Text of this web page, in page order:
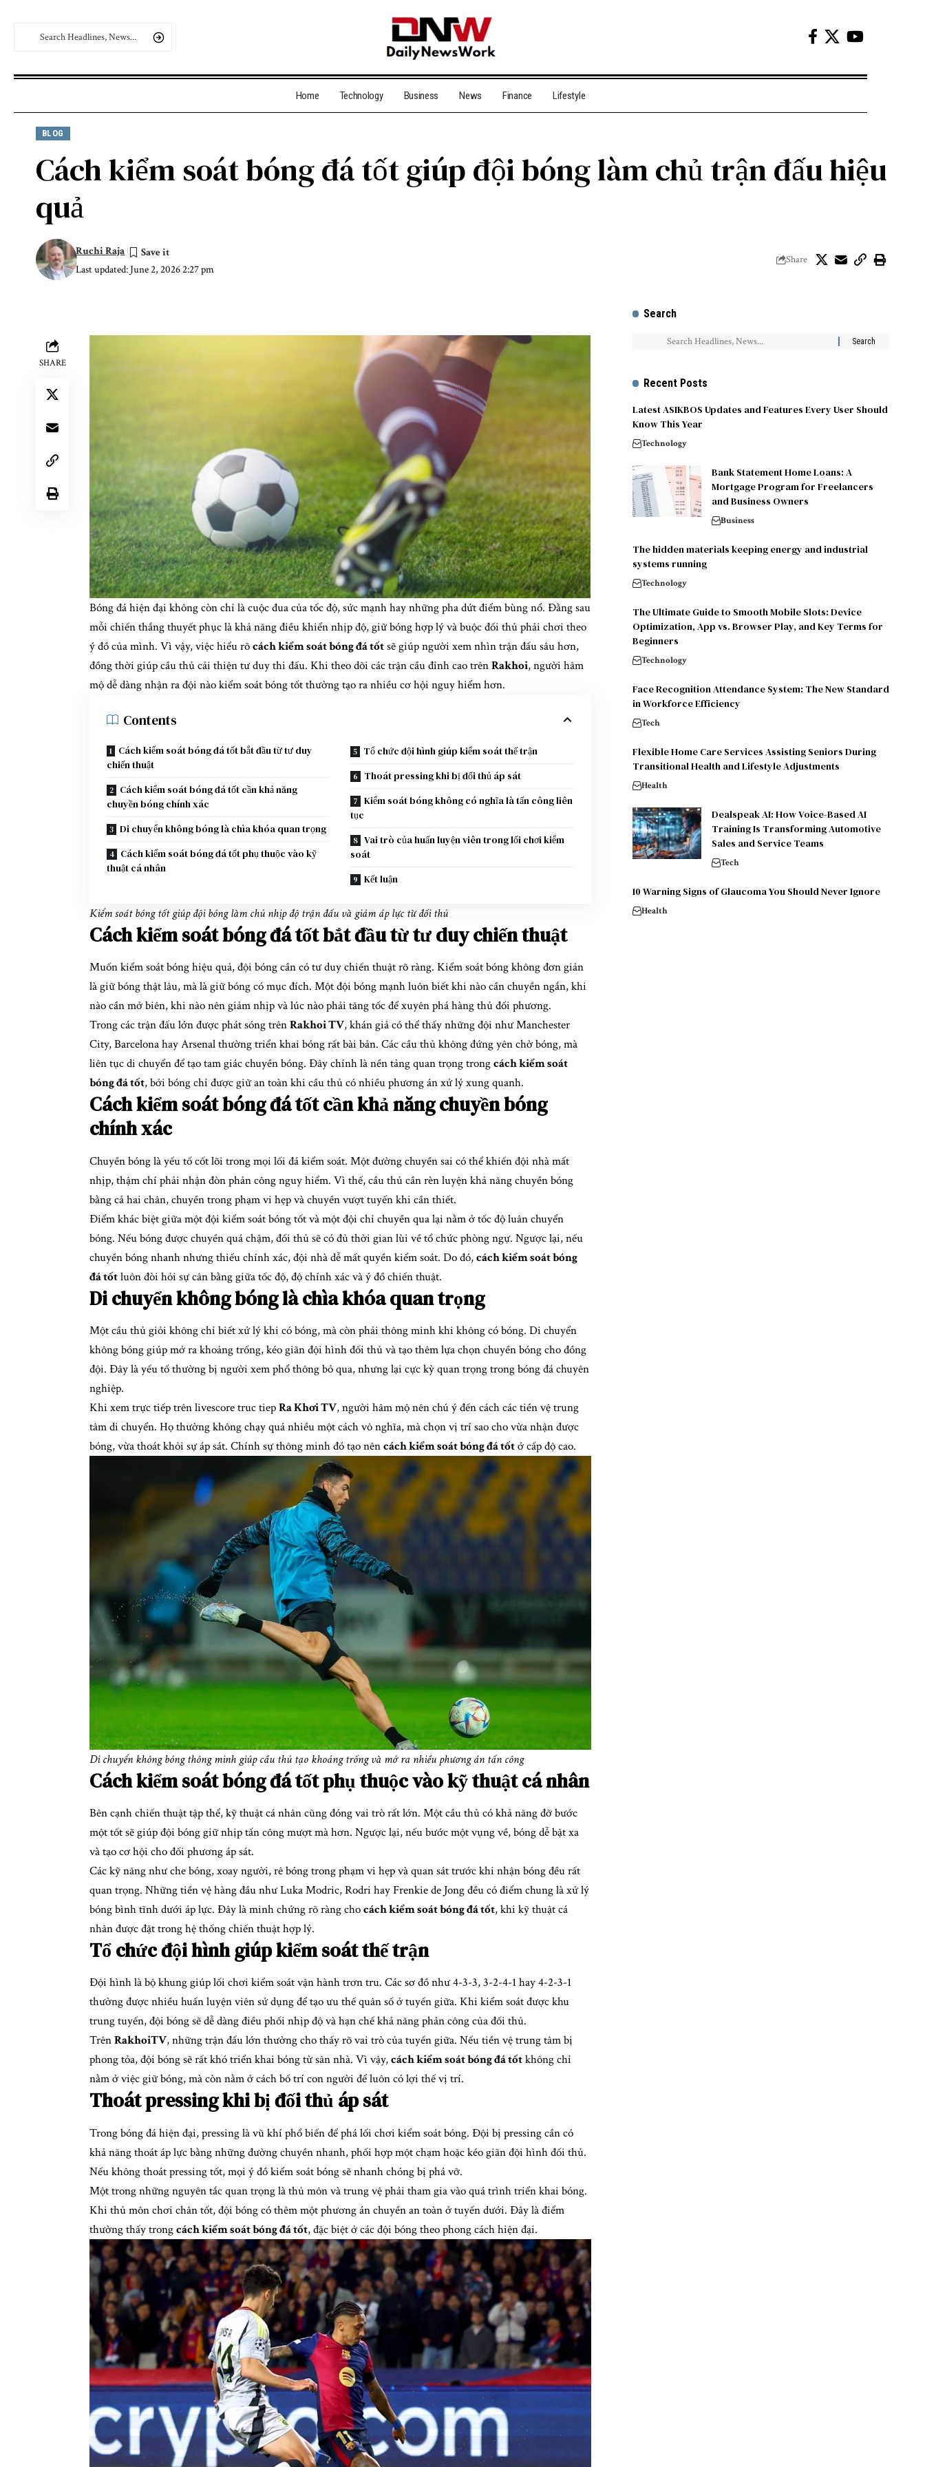
Home Technology Business News Finance Lifestyle
BLOG
Cách kiểm soát bóng đá tốt giúp đội bóng làm chủ trận đấu hiệu
quả
Last updated: June 2, 2026 2:27 pm
Ruchi Raja
Share
SHARE
Bóng đá hiện đại không còn chỉ là cuộc đua của tốc độ, sức mạnh hay những pha dứt điểm bùng nổ. Đằng sau
mỗi chiến thắng thuyết phục là khả năng điều khiển nhịp độ, giữ bóng hợp lý và buộc đối thủ phải chơi theo
ý đồ của mình. Vì vậy, việc hiểu rõcách kiểm soát bóng đá tốtsẽ giúp người xem nhìn trận đấu sâu hơn,
đồng thời giúp cầu thủ cải thiện tư duy thi đấu. Khi theo dõi các trận cầu đỉnh cao trênRakhoi, người hâm
mộ dễ dàng nhận ra đội nào kiểm soát bóng tốt thường tạo ra nhiều cơ hội nguy hiểm hơn.
Contents
Cách kiểm soát bóng đá tốt bắt đầu từ tư duy
chiến thuật
Cách kiểm soát bóng đá tốt cần khả năng
chuyền bóng chính xác
Di chuyển không bóng là chìa khóa quan trọng
Cách kiểm soát bóng đá tốt phụ thuộc vào kỹ
thuật cá nhân
Tổ chức đội hình giúp kiểm soát thế trận
Thoát pressing khi bị đối thủ áp sát
Kiểm soát bóng không có nghĩa là tấn công liên
tục
Vai trò của huấn luyện viên trong lối chơi kiểm
soát
Kết luận
Kiểm soát bóng tốt giúp đội bóng làm chủ nhịp độ trận đấu và giảm áp lực từ đối thủ
Cách kiểm soát bóng đá tốt bắt đầu từ tư duy chiến thuật
Muốn kiểm soát bóng hiệu quả, đội bóng cần có tư duy chiến thuật rõ ràng. Kiểm soát bóng không đơn giản
là giữ bóng thật lâu, mà là giữ bóng có mục đích. Một đội bóng mạnh luôn biết khi nào cần chuyền ngắn, khi
nào cần mở biên, khi nào nên giảm nhịp và lúc nào phải tăng tốc để xuyên phá hàng thủ đối phương.
Trong các trận đấu lớn được phát sóng trênRakhoi TV, khán giả có thể thấy những đội như Manchester
City, Barcelona hay Arsenal thường triển khai bóng rất bài bản. Các cầu thủ không đứng yên chờ bóng, mà
liên tục di chuyển để tạo tam giác chuyền bóng. Đây chính là nền tảng quan trọng trongcách kiểm soát
bóng đá tốt, bởi bóng chỉ được giữ an toàn khi cầu thủ có nhiều phương án xử lý xung quanh.
Cách kiểm soát bóng đá tốt cần khả năng chuyền bóng
chính xác
Chuyền bóng là yếu tố cốt lõi trong mọi lối đá kiểm soát. Một đường chuyền sai có thể khiến đội nhà mất
nhịp, thậm chí phải nhận đòn phản công nguy hiểm. Vì thế, cầu thủ cần rèn luyện khả năng chuyền bóng
bằng cả hai chân, chuyền trong phạm vi hẹp và chuyền vượt tuyến khi cần thiết.
Điểm khác biệt giữa một đội kiểm soát bóng tốt và một đội chỉ chuyền qua lại nằm ở tốc độ luân chuyển
bóng. Nếu bóng được chuyền quá chậm, đối thủ sẽ có đủ thời gian lùi về tổ chức phòng ngự. Ngược lại, nếu
chuyền bóng nhanh nhưng thiếu chính xác, đội nhà dễ mất quyền kiểm soát. Do đó,cách kiểm soát bóng
đá tốtluôn đòi hỏi sự cân bằng giữa tốc độ, độ chính xác và ý đồ chiến thuật.
Di chuyển không bóng là chìa khóa quan trọng
Một cầu thủ giỏi không chỉ biết xử lý khi có bóng, mà còn phải thông minh khi không có bóng. Di chuyển
không bóng giúp mở ra khoảng trống, kéo giãn đội hình đối thủ và tạo thêm lựa chọn chuyền bóng cho đồng
đội. Đây là yếu tố thường bị người xem phổ thông bỏ qua, nhưng lại cực kỳ quan trọng trong bóng đá chuyên
nghiệp.
Khi xem trực tiếp trênlivescore truc tiepRa Khơi TV, người hâm mộ nên chú ý đến cách các tiền vệ trung
tâm di chuyển. Họ thường không chạy quá nhiều một cách vô nghĩa, mà chọn vị trí sao cho vừa nhận được
bóng, vừa thoát khỏi sự áp sát. Chính sự thông minh đó tạo nêncách kiểm soát bóng đá tốtở cấp độ cao.
Di chuyển không bóng thông minh giúp cầu thủ tạo khoảng trống và mở ra nhiều phương án tấn công
Cách kiểm soát bóng đá tốt phụ thuộc vào kỹ thuật cá nhân
Bên cạnh chiến thuật tập thể, kỹ thuật cá nhân cũng đóng vai trò rất lớn. Một cầu thủ có khả năng đỡ bước
một tốt sẽ giúp đội bóng giữ nhịp tấn công mượt mà hơn. Ngược lại, nếu bước một vụng về, bóng dễ bật xa
và tạo cơ hội cho đối phương áp sát.
Các kỹ năng như che bóng, xoay người, rê bóng trong phạm vi hẹp và quan sát trước khi nhận bóng đều rất
quan trọng. Những tiền vệ hàng đầu như Luka Modric, Rodri hay Frenkie de Jong đều có điểm chung là xử lý
bóng bình tĩnh dưới áp lực. Đây là minh chứng rõ ràng chocách kiểm soát bóng đá tốt, khi kỹ thuật cá
nhân được đặt trong hệ thống chiến thuật hợp lý.
Tổ chức đội hình giúp kiểm soát thế trận
Đội hình là bộ khung giúp lối chơi kiểm soát vận hành trơn tru. Các sơ đồ như 4-3-3, 3-2-4-1 hay 4-2-3-1
thường được nhiều huấn luyện viên sử dụng để tạo ưu thế quân số ở tuyến giữa. Khi kiểm soát được khu
trung tuyến, đội bóng sẽ dễ dàng điều phối nhịp độ và hạn chế khả năng phản công của đối thủ.
TrênRakhoiTV, những trận đấu lớn thường cho thấy rõ vai trò của tuyến giữa. Nếu tiền vệ trung tâm bị
phong tỏa, đội bóng sẽ rất khó triển khai bóng từ sân nhà. Vì vậy,cách kiểm soát bóng đá tốtkhông chỉ
nằm ở việc giữ bóng, mà còn nằm ở cách bố trí con người để luôn có lợi thế vị trí.
Thoát pressing khi bị đối thủ áp sát
Trong bóng đá hiện đại, pressing là vũ khí phổ biến để phá lối chơi kiểm soát bóng. Đội bị pressing cần có
khả năng thoát áp lực bằng những đường chuyền nhanh, phối hợp một chạm hoặc kéo giãn đội hình đối thủ.
Nếu không thoát pressing tốt, mọi ý đồ kiểm soát bóng sẽ nhanh chóng bị phá vỡ.
Một trong những nguyên tắc quan trọng là thủ môn và trung vệ phải tham gia vào quá trình triển khai bóng.
Khi thủ môn chơi chân tốt, đội bóng có thêm một phương án chuyền an toàn ở tuyến dưới. Đây là điểm
thường thấy trongcách kiểm soát bóng đá tốt, đặc biệt ở các đội bóng theo phong cách hiện đại.
Search
Recent Posts
Latest ASIKBOS Updates and Features Every User Should
Know This Year
Technology
Bank Statement Home Loans: A
Mortgage Program for Freelancers
and Business Owners
Business
The hidden materials keeping energy and industrial
systems running
Technology
The Ultimate Guide to Smooth Mobile Slots: Device
Optimization, App vs. Browser Play, and Key Terms for
Beginners
Technology
Face Recognition Attendance System: The New Standard
in Workforce Efficiency
Tech
Flexible Home Care Services Assisting Seniors During
Transitional Health and Lifestyle Adjustments
Health
Dealspeak AI: How Voice-Based AI
Training Is Transforming Automotive
Sales and Service Teams
Tech
10 Warning Signs of Glaucoma You Should Never Ignore
Health